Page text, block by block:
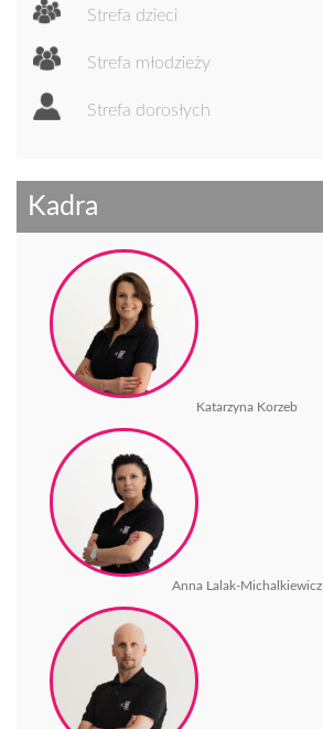
Strefa dzieci
Strefa młodzieży
Strefa dorosłych
Kadra
Katarzyna Korzeb
Anna Lalak-Michalkiewicz